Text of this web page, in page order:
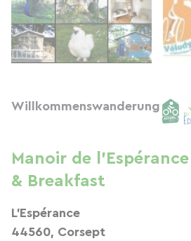
Willkommenswanderung
Manoir de
& Breakfast
L'Espérance
44560, Corsept